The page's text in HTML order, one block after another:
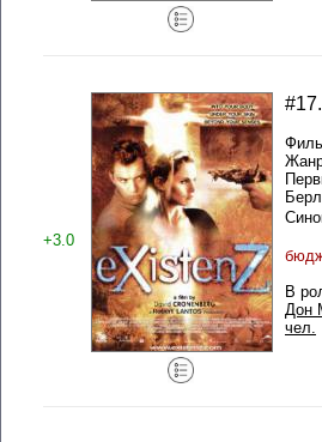
+3.0
#17.
В
Дон
чел.